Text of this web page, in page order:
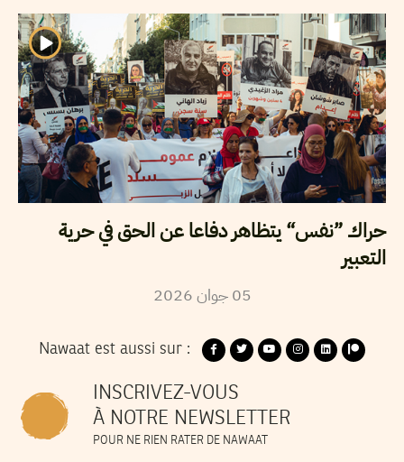
حراك ”نفس“ يتظاهر دفاعا عن الحق في حرية
التعبير
05 جوان2026
Nawaat est aussi sur :
INSCRIVEZ-VOUS
À NOTRE NEWSLETTER
POUR NE RIEN RATER DE NAWAAT